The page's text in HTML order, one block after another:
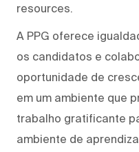
resources.
A PPG oferece
os candidatos e
oportunidade de
em um ambiente que
trabalho gratificante
ambiente de